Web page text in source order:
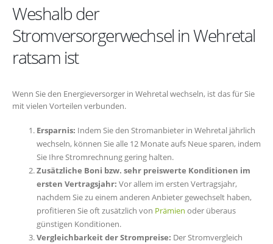
Weshalb der
Stromversorgerwechsel in Wehretal
ratsam ist
Wenn Sie den Energieversorger in Wehretal wechseln, ist das für Sie
mit vielen Vorteilen verbunden.
Ersparnis: Indem Sie den Stromanbieter in Wehretal jährlich
wechseln, können Sie alle 12 Monate aufs Neue sparen, indem
Sie Ihre Stromrechnung gering halten.
Zusätzliche Boni bzw. sehr preiswerte Konditionen im
ersten Vertragsjahr: Vor allem im ersten Vertragsjahr,
nachdem Sie zu einem anderen Anbieter gewechselt haben,
profitieren Sie oft zusätzlich von Prämien oder überaus
günstigen Konditionen.
Vergleichbarkeit der Strompreise: Der Stromvergleich